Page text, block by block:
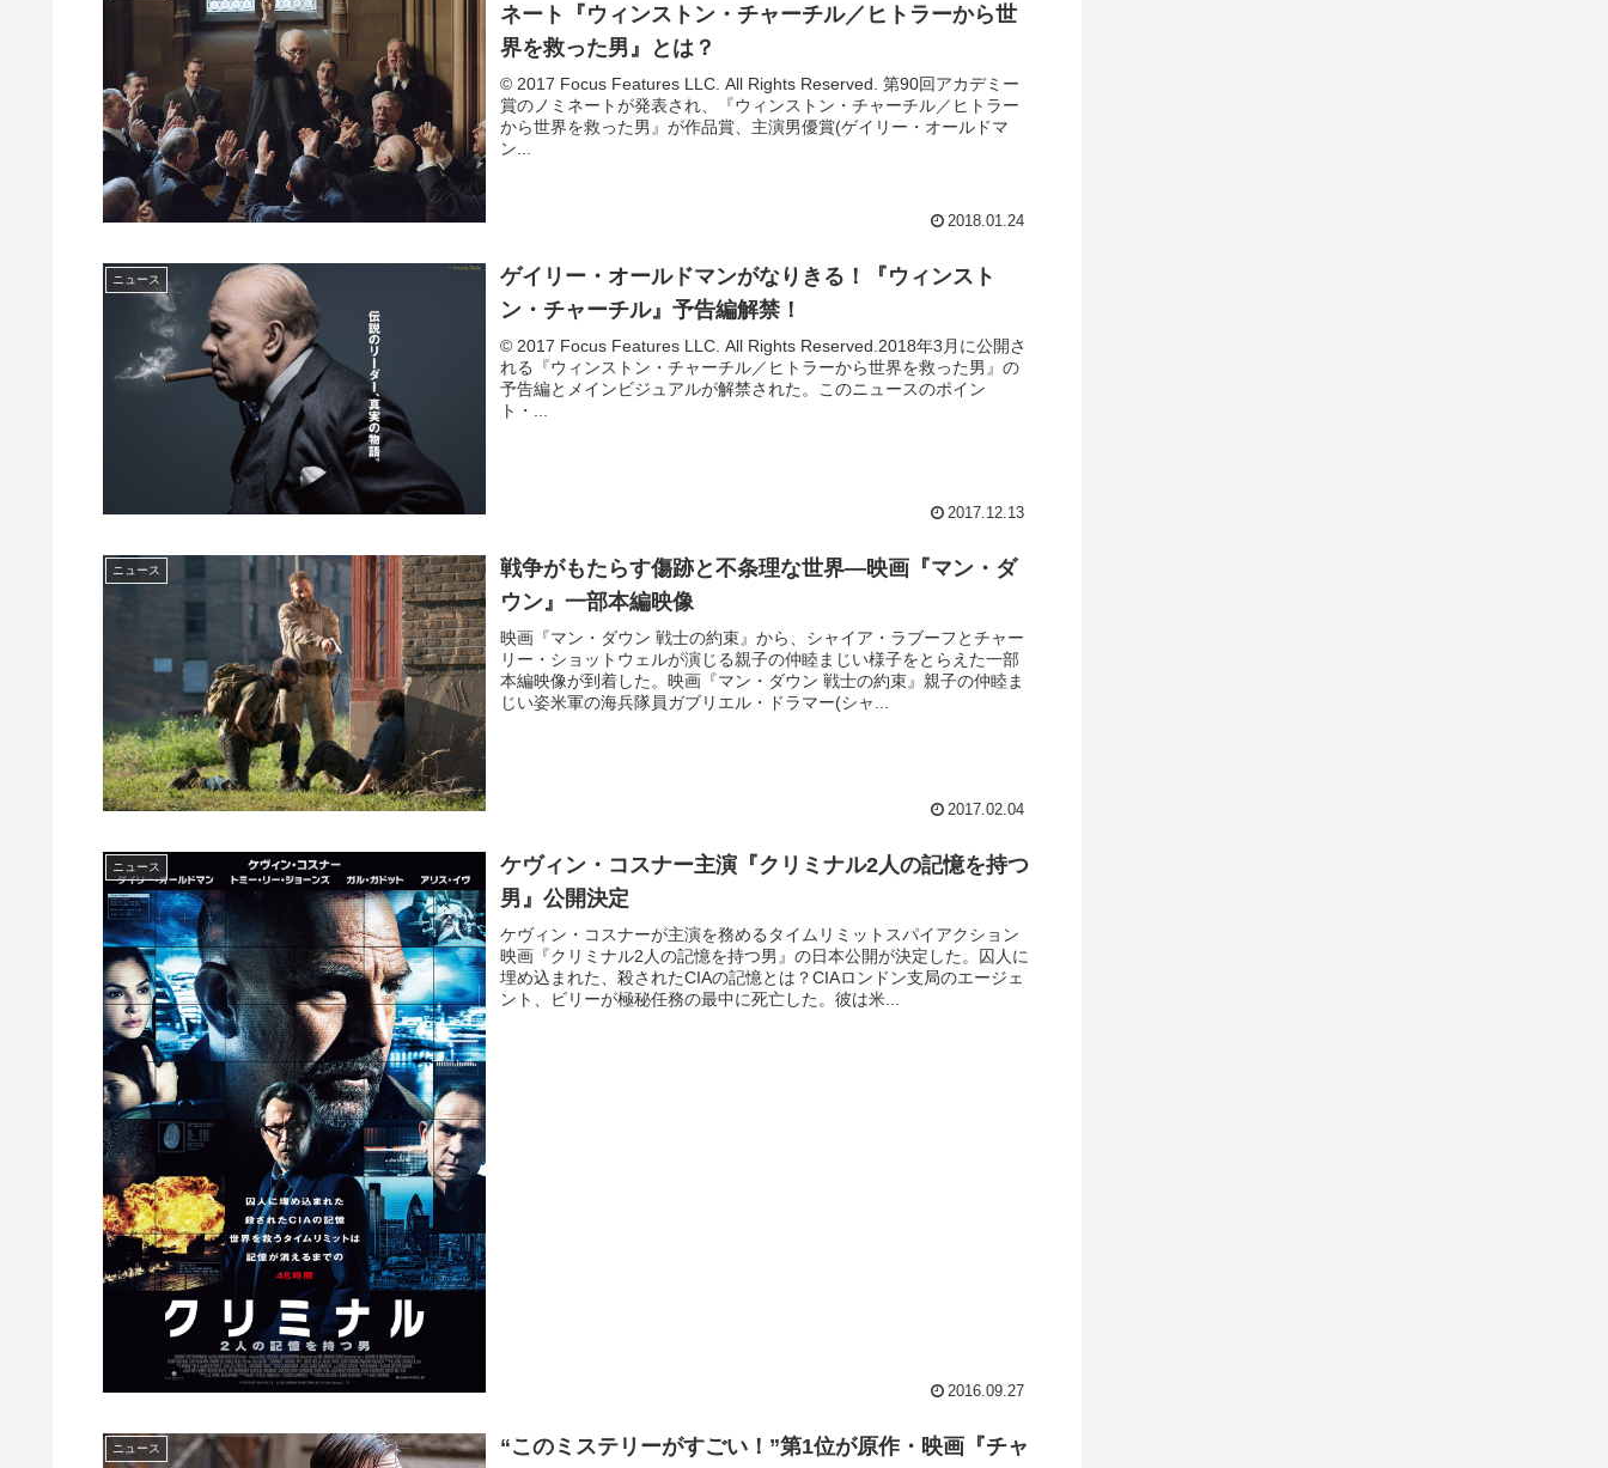
ネート『ウィンストン・チャーチル／ヒトラーから世
界を救った男』とは？
© 2017 Focus Features LLC. All Rights Reserved. 第90回アカデミー
賞のノミネートが発表され、『ウィンストン・チャーチル／ヒトラー
から世界を救った男』が作品賞、主演男優賞(ゲイリー・オールドマ
ン...
2018.01.24
ニュース
ゲイリー・オールドマンがなりきる！『ウィンスト
ン・チャーチル』予告編解禁！
© 2017 Focus Features LLC. All Rights Reserved.2018年3月に公開さ
れる『ウィンストン・チャーチル／ヒトラーから世界を救った男』の
予告編とメインビジュアルが解禁された。このニュースのポイン
ト・...
2017.12.13
ニュース
戦争がもたらす傷跡と不条理な世界―映画『マン・ダ
ウン』一部本編映像
映画『マン・ダウン 戦士の約束』から、シャイア・ラブーフとチャー
リー・ショットウェルが演じる親子の仲睦まじい様子をとらえた一部
本編映像が到着した。映画『マン・ダウン 戦士の約束』親子の仲睦ま
じい姿米軍の海兵隊員ガブリエル・ドラマー(シャ...
2017.02.04
ニュース
ケヴィン・コスナー主演『クリミナル2人の記憶を持つ
男』公開決定
ケヴィン・コスナーが主演を務めるタイムリミットスパイアクション
映画『クリミナル2人の記憶を持つ男』の日本公開が決定した。囚人に
埋め込まれた、殺されたCIAの記憶とは？CIAロンドン支局のエージェ
ント、ビリーが極秘任務の最中に死亡した。彼は米...
2016.09.27
ニュース
“このミステリーがすごい！”第1位が原作・映画『チャ